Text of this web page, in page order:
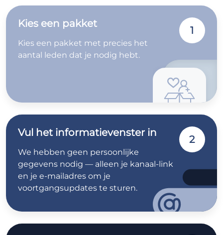
Kies een pakket
Kies een pakket met precies het
aantal leden dat je nodig hebt.
1
Vul het informatievenster in
We hebben geen persoonlijke
gegevens nodig — alleen je kanaal-link
en je e-mailadres om je
voortgangsupdates te sturen.
2